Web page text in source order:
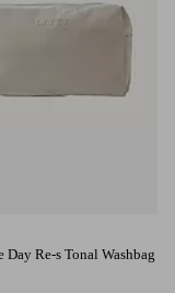
Day Re-s Tonal Washbag